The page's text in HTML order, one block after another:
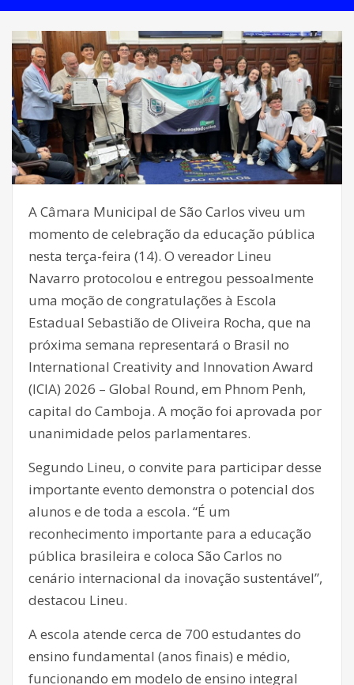
A Câmara Municipal de São Carlos viveu um
momento de celebração da educação pública
nesta terça-feira (14). O vereador Lineu
Navarro protocolou e entregou pessoalmente
uma moção de congratulações à Escola
Estadual Sebastião de Oliveira Rocha, que na
próxima semana representará o Brasil no
International Creativity and Innovation Award
(ICIA) 2026 – Global Round, em Phnom Penh,
capital do Camboja. A moção foi aprovada por
unanimidade pelos parlamentares.
Segundo Lineu, o convite para participar desse
importante evento demonstra o potencial dos
alunos e de toda a escola. “É um
reconhecimento importante para a educação
pública brasileira e coloca São Carlos no
cenário internacional da inovação sustentável”,
destacou Lineu.
A escola atende cerca de 700 estudantes do
ensino fundamental (anos finais) e médio,
funcionando em modelo de ensino integral